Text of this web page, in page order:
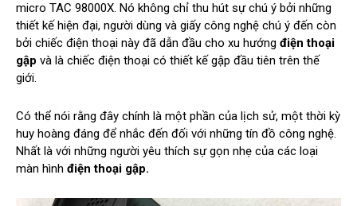
micro TAC 98000X. Nó không chỉ thu hút sự chú ý bởi những
thiết kế hiện đại, người dùng và giấy công nghệ chú ý đến còn
bởi chiếc điện thoại này đã dẫn đầu cho xu hướng điện thoại
gập và là chiếc điện thoại có thiết kế gập đầu tiên trên thế
giới.
Có thể nói rằng đây chính là một phần của lịch sử, một thời kỳ
huy hoàng đáng để nhắc đến đối với những tín đồ công nghệ.
Nhất là với những người yêu thích sự gọn nhẹ của các loại
màn hình điện thoại gập.